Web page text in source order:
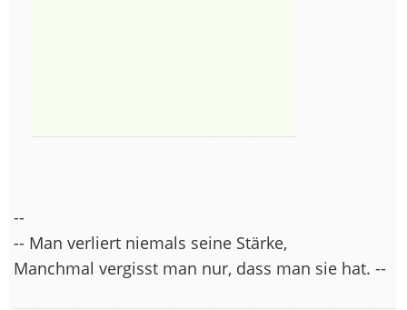
--
-- Man verliert niemals seine Stärke,
Manchmal vergisst man nur, dass man sie hat. --